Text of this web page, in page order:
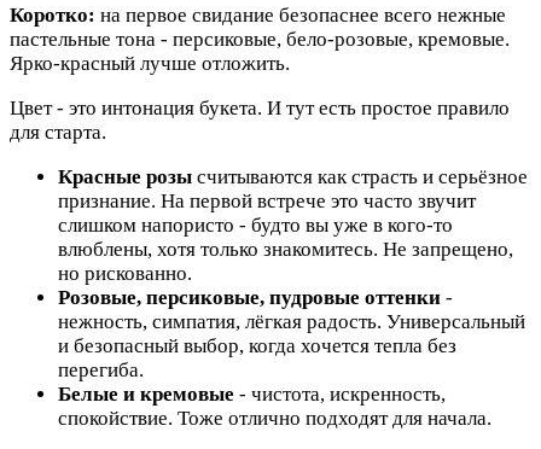
Коротко: на первое свидание безопаснее всего нежные
пастельные тона - персиковые, бело-розовые, кремовые.
Ярко-красный лучше отложить.
Цвет - это интонация букета. И тут есть простое правило
для старта.
Красные розы считываются как страсть и серьёзное
признание. На первой встрече это часто звучит
слишком напористо - будто вы уже в кого-то
влюблены, хотя только знакомитесь. Не запрещено,
но рискованно.
Розовые, персиковые, пудровые оттенки -
нежность, симпатия, лёгкая радость. Универсальный
и безопасный выбор, когда хочется тепла без
перегиба.
Белые и кремовые - чистота, искренность,
спокойствие. Тоже отлично подходят для начала.